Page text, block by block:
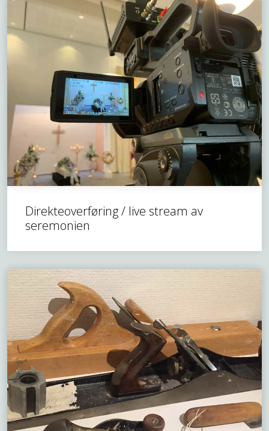
Direkteoverføring / live stream av
seremonien